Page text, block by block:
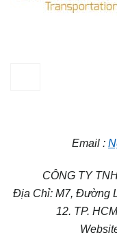
Email :
CÔNG TY
Địa Chỉ: M7, Đường
12. TP.